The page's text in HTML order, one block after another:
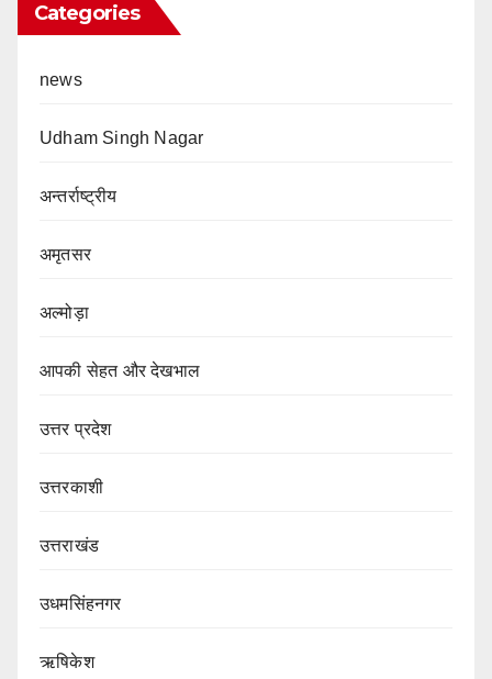
Categories
news
Udham Singh Nagar
अन्तर्राष्ट्रीय
अमृतसर
अल्मोड़ा
आपकी सेहत और देखभाल
उत्तर प्रदेश
उत्तरकाशी
उत्तराखंड
उधमसिंहनगर
ऋषिकेश